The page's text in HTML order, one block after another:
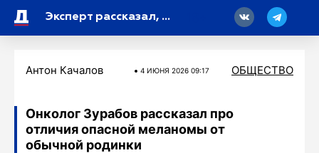
Эксперт рассказал, что тормозит борьбу с киберпреступлениями
Антон Качалов 4 ИЮНЯ 2026 09:17 ОБЩЕСТВО
Онколог Зурабов рассказал про
отличия опасной меланомы от
обычной родинки